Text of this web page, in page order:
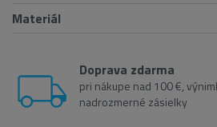
Materiál
Doprava zdarma
pri nákupe nad 100 €,
nadrozmerné zásielky